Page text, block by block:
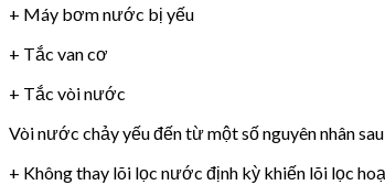
+ Máy bơm nước bị yếu
+ Tắc van cơ
+ Tắc vòi nước
Vòi nước chảy yếu đến từ một số nguyên nhân
+ Không thay lõi lọc nước định kỳ khiến lõi lọc